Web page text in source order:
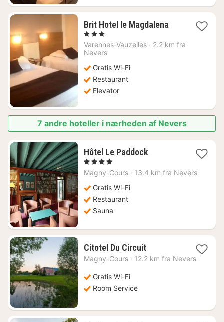
Brit Hotel le Magdalena1
fra
, 3 Stjerner
Varennes-Vauzelles · 2.2 km fra
Nevers
Gratis Wi-Fi
Restaurant
Elevator
7 andre hoteller i nærheden af Nevers
Hôtel Le Paddock1
fra
, 4 Stjerner
Magny-Cours · 13.4 km fra Nevers
Gratis Wi-Fi
Restaurant
Sauna
Citotel Du Circuit1
nat
Magny-Cours · 12.2 km fra Nevers
Gratis Wi-Fi
Room Service